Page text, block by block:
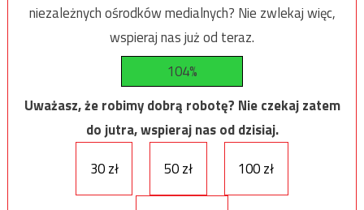
niezależnych ośrodków medialnych? Nie zwlekaj więc,
wspieraj nas już od teraz.
104%
Uważasz, że robimy dobrą robotę? Nie czekaj zatem
do jutra, wspieraj nas od dzisiaj.
30 zł
50 zł 100 zł